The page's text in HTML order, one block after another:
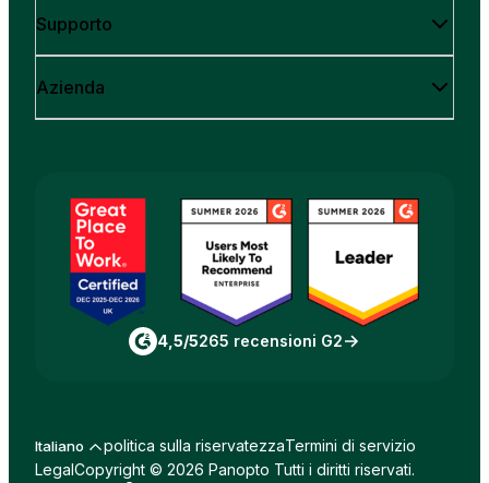
Supporto
Azienda
4,5/5265 recensioni G2
Italiano politica sulla riservatezzaTermini di servizio
LegalCopyright © 2026 Panopto Tutti i diritti riservati.